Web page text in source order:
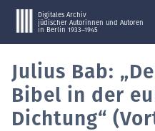
Digitales Archiv
jüdischer Autorinnen und Autoren
in Berlin 1933–1945
Julius Bab:
Bibel in der
Dichtung“